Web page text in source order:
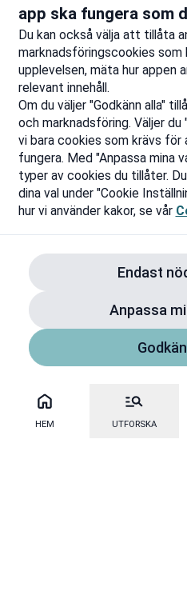
HEM UTFORSKA
Till rabatten
app ska fungera som
Du kan också välja att tillåta
marknadsföringscookies
upplevelsen, mäta hur appen
relevant innehåll.
Om du väljer "Godkänn alla"
och marknadsföring. Väljer
vi bara cookies som krävs
fungera. Med "Anpassa mina
typer av cookies du tillåter.
dina val under "Cookie
hur vi använder kakor, se vår
Endast
Anpassa